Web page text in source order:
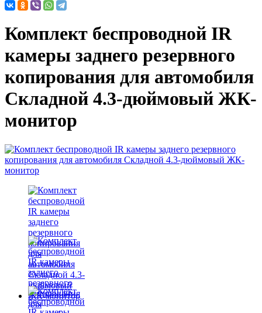
Комплект беспроводной IR​
камеры заднего резервного
копирования для автомобиля
Складной 4.3-дюймовый ЖК-
монитор